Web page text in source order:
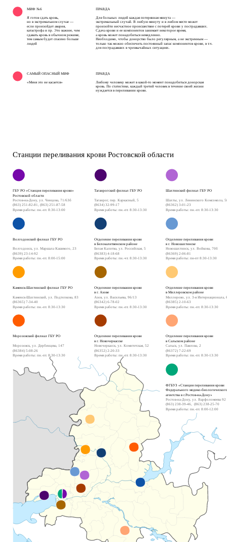
МИФ №6
Я готов сдать кровь,
но в экстремальном случае —
если произойдет авария,
катастрофа и пр. Это важнее, чем
сдавать кровь в обычном режиме,
тем самым будет спасено больше
людей
ПРАВДА
Для больных людей каждая потерянная минута —
экстремальный случай. В любую минуту и в любом месте может
произойти несчастное происшествие с потерей крови у пострадавших.
Сдача крови и ее компонентов занимает некоторое время,
а кровь может понадобиться немедленно.
Необходимо, чтобы донорство было регулярным, а не экстренным —
только так можно обеспечить постоянный запас компонентов крови, в т.ч.
для пострадавших в чрезвычайных ситуациях.
САМЫЙ ОПАСНЫЙ МИФ
«Меня это не касается»
ПРАВДА
Любому человеку может в какой-то момент понадобиться донорская
кровь. По статистике, каждый третий человек в течение своей жизни
нуждается в переливании крови.
Станции переливания крови Ростовской области
Волгодонский филиал ГБУ РО
Волгодонск, ул. Маршала Кашевого, 23
(8639) 23-14-92
Время работы: пн.-пт. 8:00-15:00
Каменск-Шахтинский филиал ГБУ РО
Каменск-Шахтинский, ул. Подтелкова, 83
(86365) 7-34-40
Время работы: пн.-пт. 8:30-13:30
Морозовский филиал ГБУ РО
Морозовск, ул. Дербенцева, 147
(86384) 5-08-26
Время работы: пн.-пт. 8:30-13:30
ГБУ РО «Станция переливания крови»
Ростовской области
Ростов-на-Дону, ул. Ченцова, 71/63б
(863) 251-82-81, (863) 251-87-58
Время работы: пн.-пт. 8:30-13:00
Отделение переливания крови
в Белокалитвенском районе
Белая Калитва, ул. Российская, 5
(86383) 4-18-68
Время работы: пн.-чт. 8:30-13:30
Отделение переливания крови
в г. Азове
Азов, ул. Васильева, 96/13
(86342) 6-78-02
Время работы: пн.-пт. 8:30-13:30
Отделение переливания крови
в г. Новочеркасске
Новочеркасск, ул. Комитетская, 52
(86352) 2-20-33
Время работы: пн.-пт. 8:30-13:30
Таганрогский филиал ГБУ РО
Таганрог, пер. Каркасный, 5
(8634) 32-99-17
Время работы: пн.-пт. 8:30-13:30
ФГБУЗ «Станция переливания крови
Федерального медико-
агентства в г.Ростов-на-Дону»
Ростов-на-Дону, ул. Варфоломеева 92
(863) 238-39-46,  (863) 238-25-70
Время работы: пн.-пт. 8:00-12:00
Отделение переливания крови
в г. Новошахтинске
Новошахтинск, ул. Войкова, 70б
(86369) 2-06-81
Время работы: пн-пт 8:30-13:30
Отделение переливания крови
в Миллеровском районе
Миллерово, ул. 3-я Интернационала,
(86385) 2-10-63
Время работы: пн.-пт. 8:30-13:30
Отделение переливания крови
в Сальском районе
Сальск, ул. Павлова, 2
(86372) 7-22-69
Время работы: пн.-пт. 8:30-13:30
Шахтинский филиал ГБУ РО
Шахты, ул. Ленинского Комсомола,
(86362) 3-01-23
Время работы: пн.-пт. 8:30-13:30